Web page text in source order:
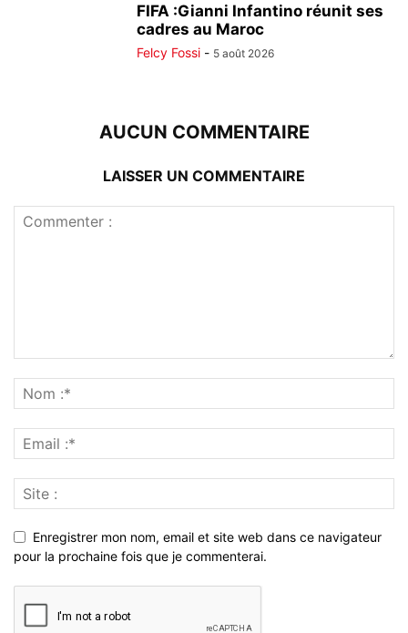
FIFA :Gianni Infantino réunit ses
cadres au Maroc
Felcy Fossi - 5 août 2026
AUCUN COMMENTAIRE
LAISSER UN COMMENTAIRE
Enregistrer mon nom, email et site web dans ce navigateur
pour la prochaine fois que je commenterai.